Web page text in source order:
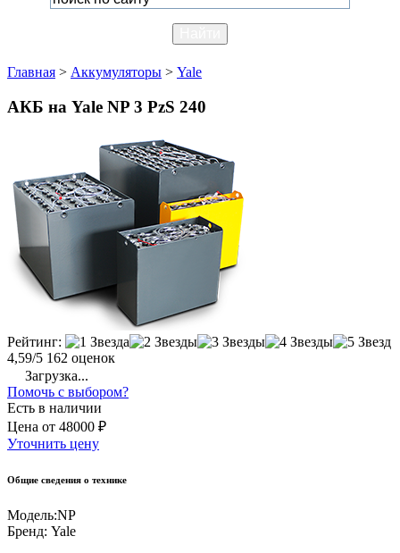
Главная > Аккумуляторы > Yale
АКБ на Yale NP 3 PzS 240
Рейтинг:
4,59/5 162 оценок
Загрузка...
Помочь с выбором?
Есть в наличии
Цена от 48000 ₽
Уточнить цену
Общие сведения о технике
Модель:NP
Бренд: Yale